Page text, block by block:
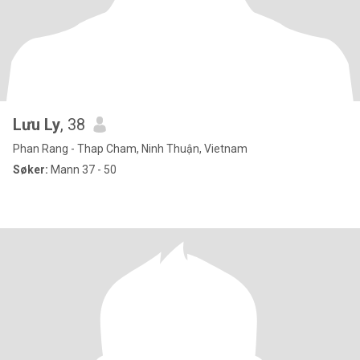
Lưu Ly, 38
Phan Rang - Thap Cham, Ninh Thuận, Vietnam
Søker: Mann 37 - 50